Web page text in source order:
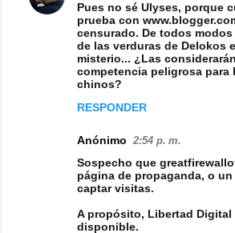
Pues no sé Ulyses, porque
prueba con
censurado. De todos
de las verduras de Delokos
misterio... ¿Las
competencia peligrosa para
chinos?
RESPONDER
Anónimo 2:54 p. m.
Sospecho que
página de propaganda, o
captar visitas.
A propósito, Libertad Digital
disponible.